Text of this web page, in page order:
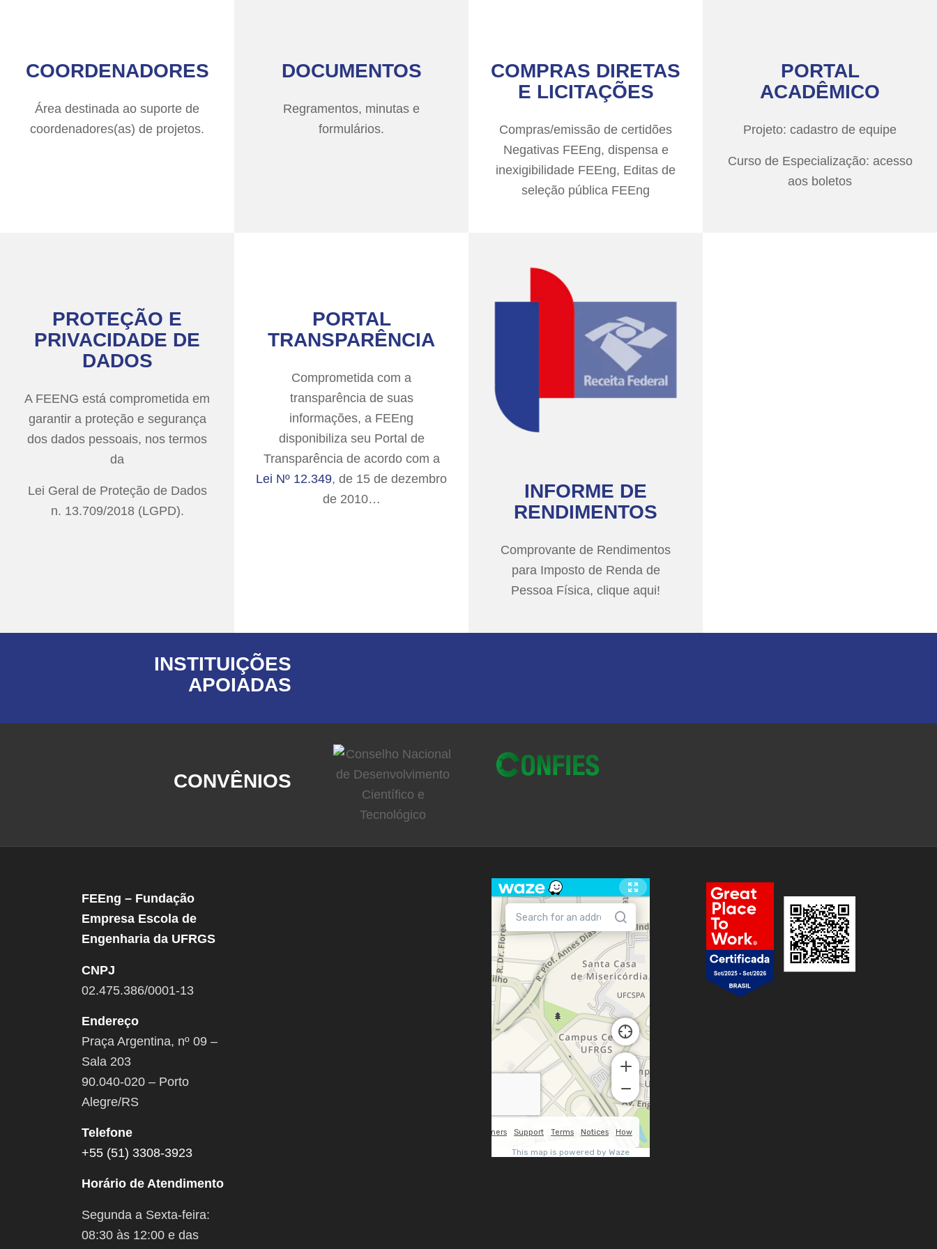
COORDENADORES
Área destinada ao suporte de
coordenadores(as) de projetos.
DOCUMENTOS
Regramentos, minutas e
formulários.
COMPRAS DIRETAS
E LICITAÇÕES
Compras/emissão de certidões
Negativas FEEng, dispensa e
inexigibilidade FEEng, Editas de
seleção pública FEEng
PORTAL
ACADÊMICO
Projeto: cadastro de equipe
Curso de Especialização: acesso
aos boletos
PROTEÇÃO E
PRIVACIDADE DE
DADOS
A FEENG está comprometida em
garantir a proteção e segurança
dos dados pessoais, nos termos
da
Lei Geral de Proteção de Dados
n. 13.709/2018 (LGPD).
PORTAL
TRANSPARÊNCIA
Comprometida com a
transparência de suas
informações, a FEEng
disponibiliza seu Portal de
Transparência de acordo com a
Lei Nº 12.349, de 15 de dezembro
de 2010…
INFORME DE
RENDIMENTOS
Comprovante de Rendimentos
para Imposto de Renda de
Pessoa Física, clique aqui!
INSTITUIÇÕES
APOIADAS
CONVÊNIOS
FEEng – Fundação
Empresa Escola de
Engenharia da UFRGS
CNPJ
02.475.386/0001-13
Endereço
Praça Argentina, nº 09 –
Sala 203
90.040-020 – Porto
Alegre/RS
Telefone
+55 (51) 3308-3923
Horário de Atendimento
Segunda a Sexta-feira:
08:30 às 12:00 e das